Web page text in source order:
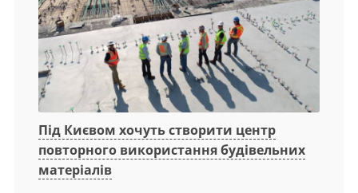
Під Києвом хочуть створити центр
повторного використання будівельних
матеріалів